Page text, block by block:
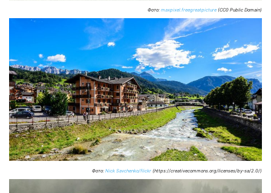
Фото: maxpixel.freegreatpicture (CC0 Public Domain)
Фото: Nick Savchenko/flickr (https://creativecommons.org/licenses/by-sa/2.0/)